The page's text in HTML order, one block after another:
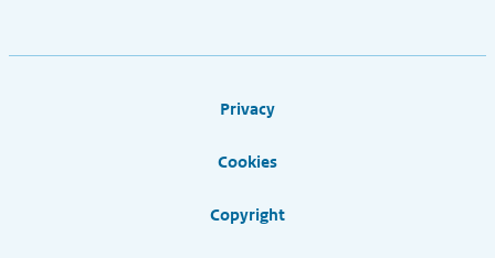
Privacy
Cookies
Copyright